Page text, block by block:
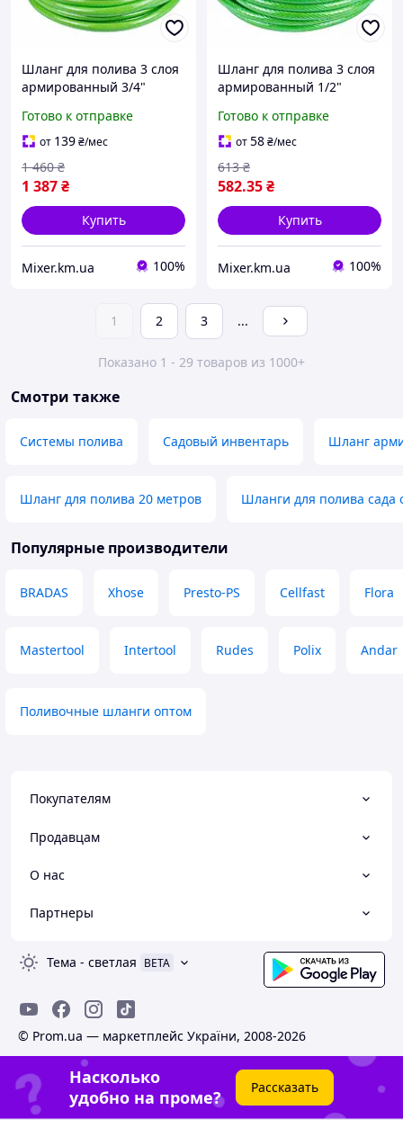
Шланг для полива 3 слоя
армированный 3/4"
(5068265) ПВХ, зеленый
Готово к отправке
от 139₴/мес
1 387₴
1 460 ₴
Купить
Mixer.km.ua 100%
Шланг для полива 3 слоя
армированный 1/2"
(5068055), ПВХ, зеленый
Готово к отправке
от58₴/мес
582.35₴
613 ₴
Купить
Mixer.km.ua 100%
1 2 3 ...
Показано 1 - 29 товаров из 1000+
Смотри также
Системы полива Садовый инвентарь Шланг
Шланг для полива 20 метров Шланги для полива сада
Популярные производители
BRADAS Xhose Presto-PS Cellfast Flora
Mastertool Intertool Rudes Polix Andar
Поливочные шланги оптом
Покупателям
Продавцам
О нас
Партнеры
Тема - светлая BETA
© Prom.ua — маркетплейс України, 2008-2026
Насколько
удобно на проме?
Рассказать